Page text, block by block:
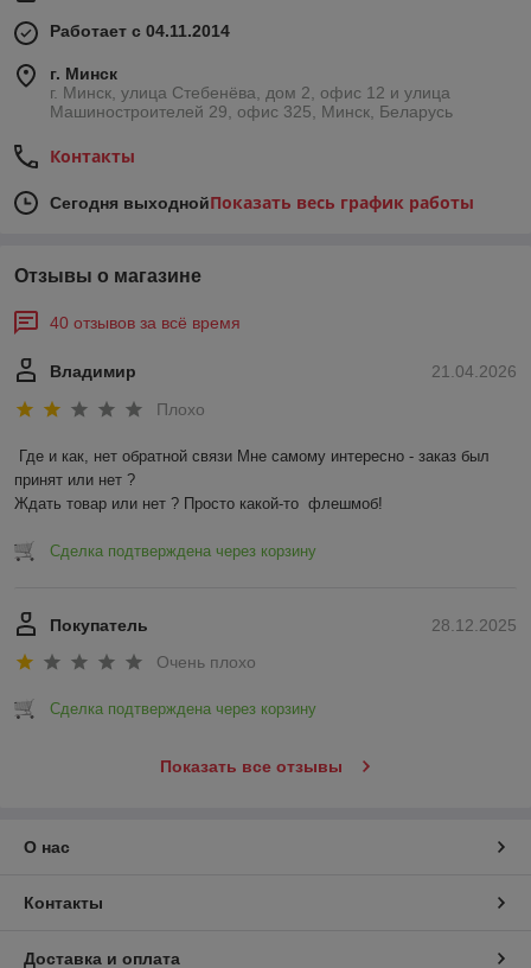
Работает с 04.11.2014
г. Минск
г. Минск, улица Стебенёва, дом 2, офис 12 и улица
Машиностроителей 29, офис 325, Минск, Беларусь
Контакты
Сегодня выходнойПоказать весь график работы
Отзывы о магазине
40 отзывов за всё время
21.04.2026
Владимир
Плохо
Где и как, нет обратной связи Мне самому интересно - заказ был
принят или нет ?
Ждать товар или нет ? Просто какой-то  флешмоб!
Сделка подтверждена через корзину
28.12.2025
Покупатель
Очень плохо
Сделка подтверждена через корзину
Показать все отзывы
О нас
Контакты
Доставка и оплата